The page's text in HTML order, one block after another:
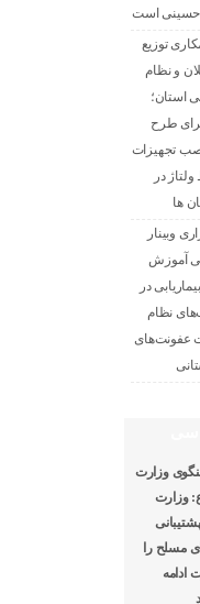
است
توزیع
و نظام
استان؛
طرح
نصب تجهیزات
در
ها
وبینار
آموزش
در
نظام
عفونت‌های
وزارت
وزارت
مسلح را
ادامه